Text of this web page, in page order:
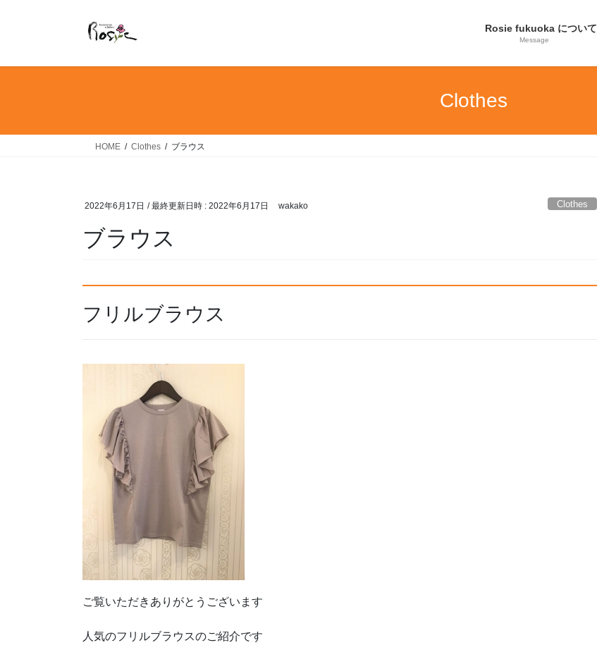
Rosie fukuoka について
Message
Clothes
HOME Clothes ブラウス
2022年6月17日 / 最終更新日時 : 2022年6月17日 wakako Clothes
ブラウス
フリルブラウス
ご覧いただきありがとうございます
人気のフリルブラウスのご紹介です